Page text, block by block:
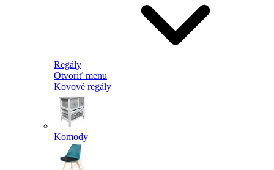
Regály
Otvoriť menu
Kovové regály
Komody